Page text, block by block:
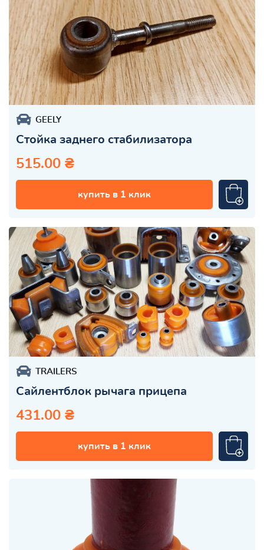
GEELY
Стойка заднего стабилизатора
515.00 ₴
купить в 1 клик
TRAILERS
Сайлентблок рычага прицепа
431.00 ₴
купить в 1 клик